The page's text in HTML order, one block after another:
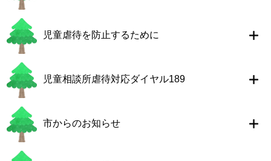
児童虐待を防止するために
児童相談所虐待対応ダイヤル189
市からのお知らせ